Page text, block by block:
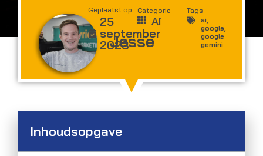
Jesse
Geplaatst op
25
september
2023
Categorie
Ai
Tags
ai
google
google
gemini
Inhoudsopgave